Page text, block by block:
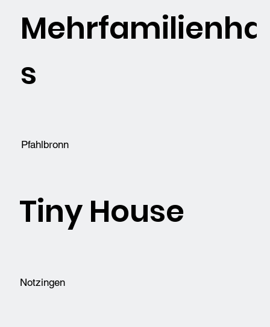
s
Pfahlbronn
Tiny House
Notzingen